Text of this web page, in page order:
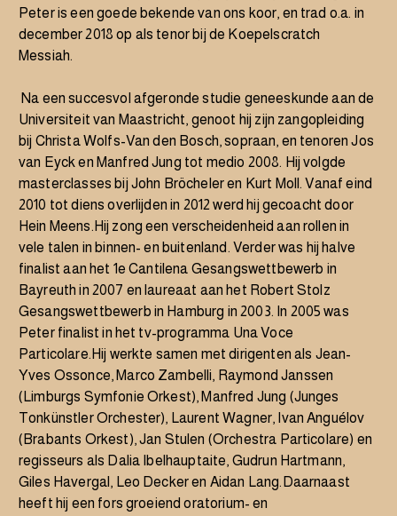
Peter is een goede bekende van ons koor, en trad o.a. in
december 2018 op als tenor bij de Koepelscratch
Messiah.
Na een succesvol afgeronde studie geneeskunde aan de
Universiteit van Maastricht, genoot hij zijn zangopleiding
bij Christa Wolfs-Van den Bosch, sopraan, en tenoren Jos
van Eyck en Manfred Jung tot medio 2008. Hij volgde
masterclasses bij John Bröcheler en Kurt Moll. Vanaf eind
2010 tot diens overlijden in 2012 werd hij gecoacht door
Hein Meens.Hij zong een verscheidenheid aan rollen in
vele talen in binnen- en buitenland. Verder was hij halve
finalist aan het 1e Cantilena Gesangswettbewerb in
Bayreuth in 2007 en laureaat aan het Robert Stolz
Gesangswettbewerb in Hamburg in 2003. In 2005 was
Peter finalist in het tv-programma Una Voce
Particolare.Hij werkte samen met dirigenten als Jean-
Yves Ossonce, Marco Zambelli, Raymond Janssen
(Limburgs Symfonie Orkest), Manfred Jung (Junges
Tonkünstler Orchester), Laurent Wagner, Ivan Anguélov
(Brabants Orkest), Jan Stulen (Orchestra Particolare) en
regisseurs als Dalia Ibelhauptaite, Gudrun Hartmann,
Giles Havergal, Leo Decker en Aidan Lang.Daarnaast
heeft hij een fors groeiend oratorium- en